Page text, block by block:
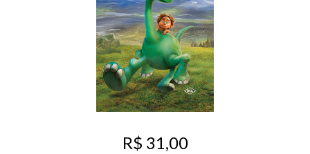
R$ 31,00